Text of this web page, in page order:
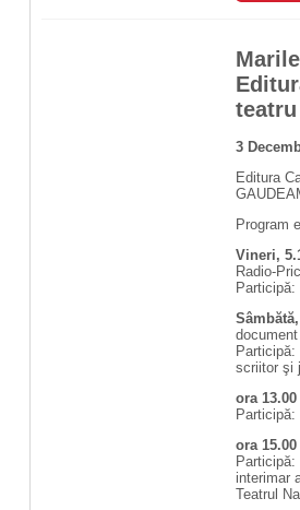
teatru
3
Editura
Program
Vineri,
Radio-
scriitor şi
ora 13.00
ora 15.00
interimar
Teatrul